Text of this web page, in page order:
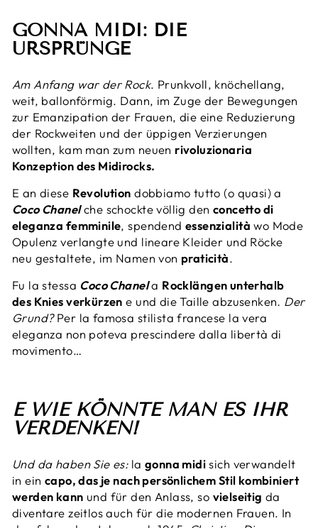
GONNA MIDI: DIE
URSPRÜNGE
Am Anfang war der Rock. Prunkvoll, knöchellang,
weit, ballonförmig. Dann, im Zuge der Bewegungen
zur Emanzipation der Frauen, die eine Reduzierung
der Rockweiten und der üppigen Verzierungen
wollten, kam man zum neuen rivoluzionaria
Konzeption des Midirocks.
E an diese Revolution dobbiamo tutto (o quasi) a
Coco Chanelche schockte völlig den concetto di
eleganza femminile, spendendessenzialità wo Mode
Opulenz verlangte und lineare Kleider und Röcke
neu gestaltete, im Namen von praticità.
Fu la stessa Coco Chanela Rocklängen unterhalb
des Knies verkürzen e und die Taille abzusenken. Der
Grund?Per la famosa stilista francese la vera
eleganza non poteva prescindere dalla libertà di
movimento…
E WIE KÖNNTE MAN ES IHR
VERDENKEN!
Und da haben Sie es:la gonna midisich verwandelt
in ein capo, das je nach persönlichem Stil kombiniert
werden kann und für den Anlass, so vielseitig da
diventare zeitlos auch für die modernen Frauen. In